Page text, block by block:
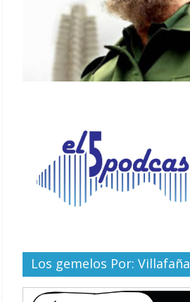
Los gemelos Por: Villafaña